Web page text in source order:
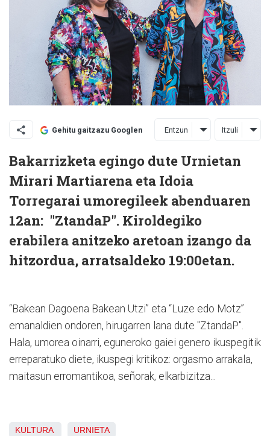
Gehitu gaitzazu Googlen Entzun Itzuli
Bakarrizketa egingo dute Urnietan
Mirari Martiarena eta Idoia
Torregarai umoregileek abenduaren
12an: "ZtandaP". Kiroldegiko
erabilera anitzeko aretoan izango da
hitzordua, arratsaldeko 19:00etan.
“Bakean Dagoena Bakean Utzi” eta “Luze edo Motz”
emanaldien ondoren, hirugarren lana dute "ZtandaP".
Hala, umorea oinarri, eguneroko gaiei genero ikuspegitik
erreparatuko diete, ikuspegi kritikoz: orgasmo arrakala,
maitasun erromantikoa, señorak, elkarbizitza...
KULTURA URNIETA